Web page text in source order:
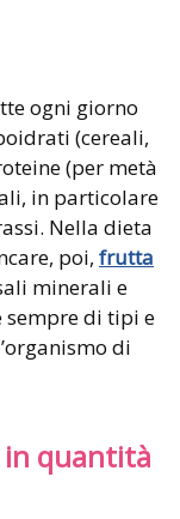
ogni giorno
(cereali,
(per metà
in particolare
Nella dieta
poi, frutta
minerali e
sempre di tipi e
di
in quantità